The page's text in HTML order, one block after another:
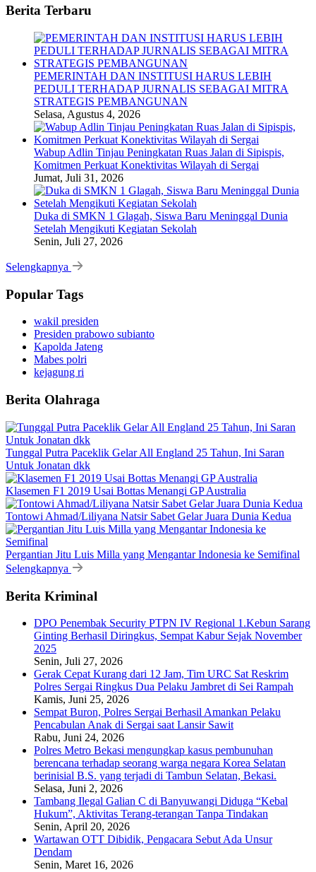
Berita Terbaru
PEMERINTAH DAN INSTITUSI HARUS LEBIH
PEDULI TERHADAP JURNALIS SEBAGAI MITRA
STRATEGIS PEMBANGUNAN
Selasa, Agustus 4, 2026
Wabup Adlin Tinjau Peningkatan Ruas Jalan di Sipispis,
Komitmen Perkuat Konektivitas Wilayah di Sergai
Jumat, Juli 31, 2026
Duka di SMKN 1 Glagah, Siswa Baru Meninggal Dunia
Setelah Mengikuti Kegiatan Sekolah
Senin, Juli 27, 2026
Selengkapnya
Popular Tags
wakil presiden
Presiden prabowo subianto
Kapolda Jateng
Mabes polri
kejagung ri
Berita Olahraga
Tunggal Putra Paceklik Gelar All England 25 Tahun, Ini Saran
Untuk Jonatan dkk
Klasemen F1 2019 Usai Bottas Menangi GP Australia
Tontowi Ahmad/Liliyana Natsir Sabet Gelar Juara Dunia Kedua
Pergantian Jitu Luis Milla yang Mengantar Indonesia ke Semifinal
Selengkapnya
Berita Kriminal
DPO Penembak Security PTPN IV Regional 1.Kebun Sarang
Ginting Berhasil Diringkus, Sempat Kabur Sejak November
2025
Senin, Juli 27, 2026
Gerak Cepat Kurang dari 12 Jam, Tim URC Sat Reskrim
Polres Sergai Ringkus Dua Pelaku Jambret di Sei Rampah
Kamis, Juni 25, 2026
Sempat Buron, Polres Sergai Berhasil Amankan Pelaku
Pencabulan Anak di Sergai saat Lansir Sawit
Rabu, Juni 24, 2026
Polres Metro Bekasi mengungkap kasus pembunuhan
berencana terhadap seorang warga negara Korea Selatan
berinisial B.S. yang terjadi di Tambun Selatan, Bekasi.
Selasa, Juni 2, 2026
Tambang Ilegal Galian C di Banyuwangi Diduga “Kebal
Hukum”, Aktivitas Terang-terangan Tanpa Tindakan
Senin, April 20, 2026
Wartawan OTT Dibidik, Pengacara Sebut Ada Unsur
Dendam
Senin, Maret 16, 2026